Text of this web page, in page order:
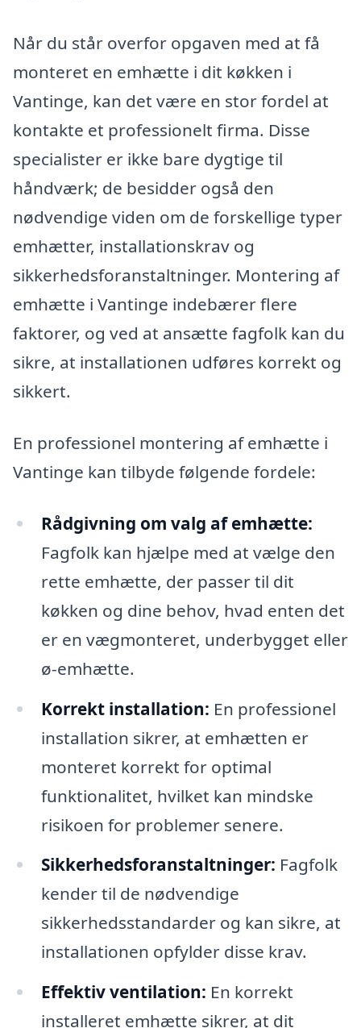
Når du står overfor opgaven med at få
monteret en emhætte i dit køkken i
Vantinge, kan det være en stor fordel at
kontakte et professionelt firma. Disse
specialister er ikke bare dygtige til
håndværk; de besidder også den
nødvendige viden om de forskellige typer
emhætter, installationskrav og
sikkerhedsforanstaltninger. Montering af
emhætte i Vantinge indebærer flere
faktorer, og ved at ansætte fagfolk kan du
sikre, at installationen udføres korrekt og
sikkert.
En professionel montering af emhætte i
Vantinge kan tilbyde følgende fordele:
Rådgivning om valg af emhætte:
Fagfolk kan hjælpe med at vælge den
rette emhætte, der passer til dit
køkken og dine behov, hvad enten det
er en vægmonteret, underbygget eller
ø-emhætte.
Korrekt installation: En professionel
installation sikrer, at emhætten er
monteret korrekt for optimal
funktionalitet, hvilket kan mindske
risikoen for problemer senere.
Sikkerhedsforanstaltninger: Fagfolk
kender til de nødvendige
sikkerhedsstandarder og kan sikre, at
installationen opfylder disse krav.
Effektiv ventilation: En korrekt
installeret emhætte sikrer, at dit